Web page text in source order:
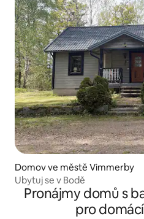
Domov ve městě Vimmerby
Ubytuj se v Bodě
Pronájmy domů s
pro